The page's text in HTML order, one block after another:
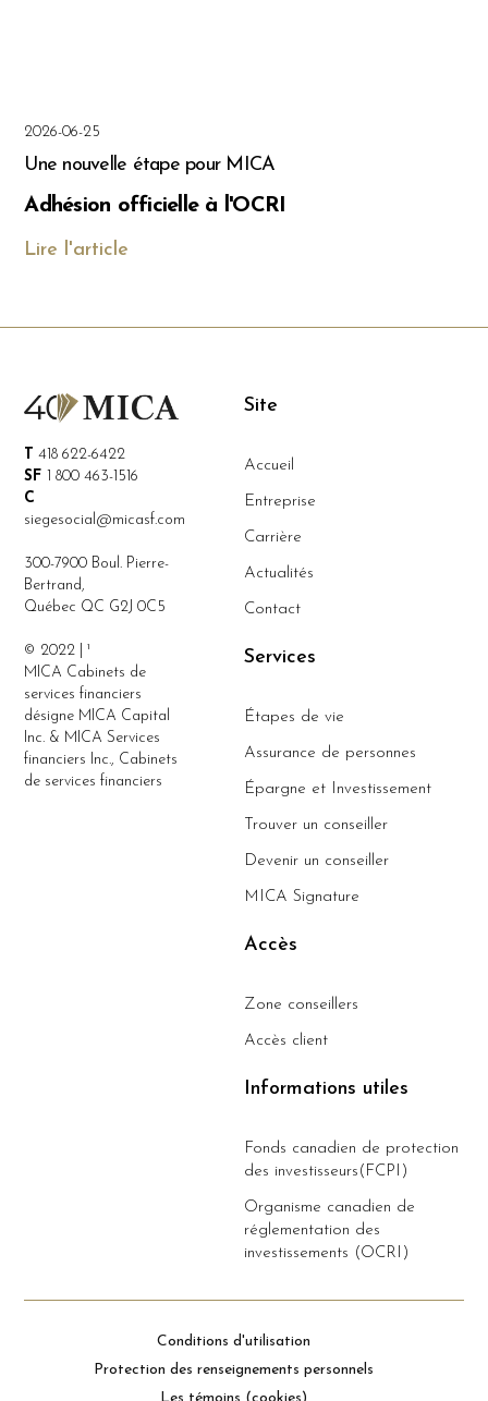
2026-06-25
Une nouvelle étape pour MICA
Adhésion officielle à l'OCRI
Lire l'article
T 418 622-6422
SF 1 800 463-1516
C
siegesocial@micasf.com
300-7900 Boul. Pierre-
Bertrand,
Québec QC G2J 0C5
© 2022 | ¹
MICA Cabinets de
services financiers
désigne MICA Capital
Inc. & MICA Services
financiers Inc., Cabinets
de services financiers
Site
Accueil
Entreprise
Carrière
Actualités
Contact
Services
Étapes de vie
Assurance de personnes
Épargne et Investissement
Trouver un conseiller
Devenir un conseiller
MICA Signature
Accès
Zone conseillers
Accès client
Informations utiles
Fonds canadien de protection
des investisseurs(FCPI)
Organisme canadien de
réglementation des
investissements (OCRI)
Conditions d'utilisation
Protection des renseignements personnels